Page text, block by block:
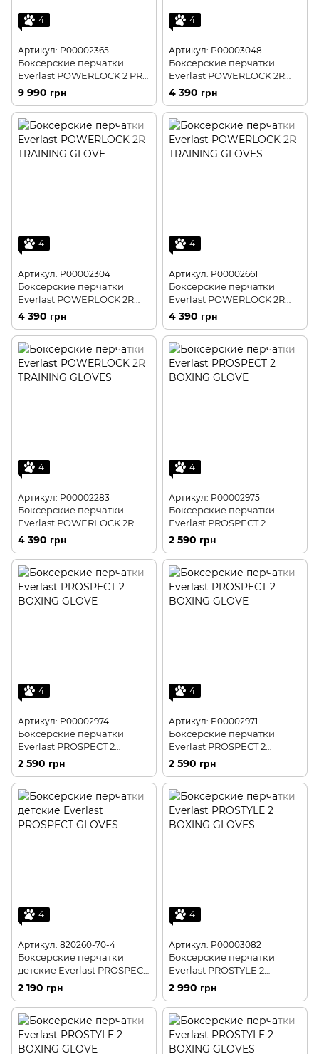
4
Артикул: P00002365
Боксерские перчатки
Everlast POWERLOCK 2 PRO
TRAINING LACED GLOVE
9 990 грн
4
Артикул: P00003048
Боксерские перчатки
Everlast POWERLOCK 2R
TRAINING GLOVE
4 390 грн
4
Артикул: P00002304
Боксерские перчатки
Everlast POWERLOCK 2R
TRAINING GLOVES
4 390 грн
4
Артикул: P00002661
Боксерские перчатки
Everlast POWERLOCK 2R
TRAINING GLOVE
4 390 грн
4
Артикул: P00002283
Боксерские перчатки
Everlast POWERLOCK 2R
TRAINING GLOVES
4 390 грн
4
Артикул: P00002975
Боксерские перчатки
Everlast PROSPECT 2
BOXING GLOVE
2 590 грн
4
Артикул: P00002974
Боксерские перчатки
Everlast PROSPECT 2
BOXING GLOVE
2 590 грн
4
Артикул: P00002971
Боксерские перчатки
Everlast PROSPECT 2
BOXING GLOVE
2 590 грн
4
Артикул: 820260-70-4
Боксерские перчатки
детские Everlast PROSPECT
GLOVES
2 190 грн
4
Артикул: P00003082
Боксерские перчатки
Everlast PROSTYLE 2
BOXING GLOVES
2 990 грн